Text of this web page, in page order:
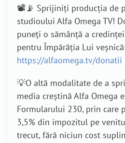
📽️📡 Sprijiniți producția de
studioului Alfa Omega TV!
puneți o sămânță a
pentru Împărăția Lui
https://alfaomega.tv/donatii
💡O altă modalitate de a
media creștină Alfa Omega
Formularului 230, prin care
3,5% din impozitul pe
trecut, fără niciun cost